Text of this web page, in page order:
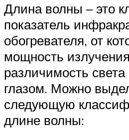
Длина волны – это
показатель
обогревателя, от
мощность
различимость
глазом. Можно
следующую
длине волны: